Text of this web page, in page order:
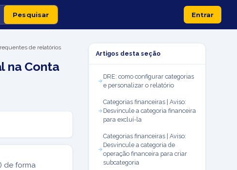
Entrar
de relatórios
na Conta
de forma
Artigos desta seção
DRE: como configurar categorias
e personalizar o relatório
Categorias financeiras | Aviso:
Desvincule a categoria financeira
para excluí-la
Categorias financeiras | Aviso:
Desvincule a categoria de
operação financeira para criar
subcategoria